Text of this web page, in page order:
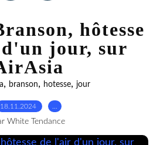
hôtesse
jour, sur
, branson, hotesse, jour
18.11.2024
White Tendance